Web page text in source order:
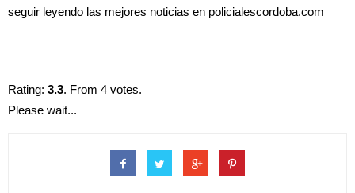
seguir leyendo las mejores noticias en policialescordoba.com
Rating: 3.3. From 4 votes.
Please wait...